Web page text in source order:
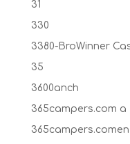
31
330
3380-BroWinner
35
3600anch
365campers.com a
365campers.comen